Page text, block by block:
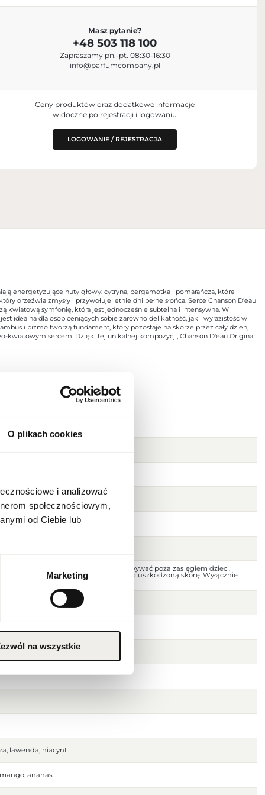
O plikach cookies
i analizować
społecznościowym,
od Ciebie lub
Marketing
na wszystkie
WPROWADZENIE DO UE
Parfum Company Sp. z o. o. S.K.A.
+48 503 118 100
info@parfumcompany.pl
ul. Lubelska 42, 05-077 Zakręt, Poland
Masz pytanie?
+48 503 118 100
Zapraszamy pn.-pt. 08:30-16:30
info@parfumcompany.pl
Ceny produktów oraz dodatkowe informacje
widoczne po rejestracji i logowaniu
LOGOWANIE / REJESTRACJA
energetyzujące nuty głowy: cytryna, bergamotka i pomarańcza, które
orzeźwia zmysły i przywołuje letnie dni pełne słońca. Serce Chanson D'eau
kwiatową symfonię, która jest jednocześnie subtelna i intensywna. W
idealna dla osób ceniących sobie zarówno delikatność, jak i wyrazistość w
i piżmo tworzą fundament, który pozostaje na skórze przez cały dzień,
kwiatowym sercem. Dzięki tej unikalnej kompozycji, Chanson D'eau Original
dala od ognia i źródeł ciepła. Przechowywać poza zasięgiem dzieci.
Nie stosować na podrażnioną lub uszkodzoną skórę. Wyłącznie
lawenda, hiacynt
ananas